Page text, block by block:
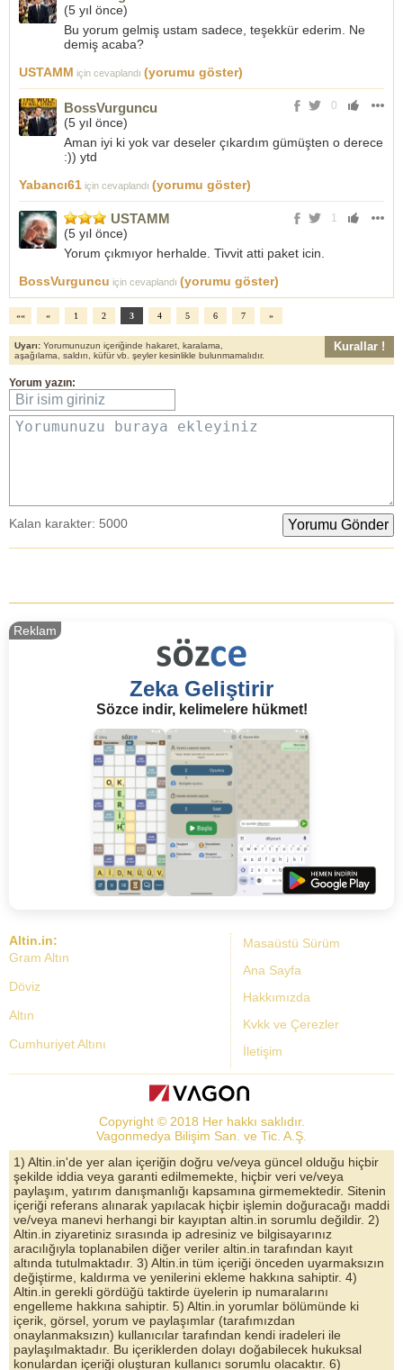
(5 yıl önce)
Bu yorum gelmiş ustam sadece, teşekkür ederim. Ne
demiş acaba?
USTAMM için cevaplandı (yorumu göster)
0
BossVurguncu
(5 yıl önce)
Aman iyi ki yok var deseler çıkardım gümüşten o derece
:)) ytd
Yabancı61 için cevaplandı (yorumu göster)
1
USTAMM
(5 yıl önce)
Yorum çıkmıyor herhalde. Tivvit atti paket icin.
BossVurguncu için cevaplandı (yorumu göster)
«« « 1 2 3 4 5 6 7 »
Uyarı: Yorumunuzun içeriğinde hakaret, karalama,
aşağılama, saldırı, küfür vb. şeyler kesinlikle bulunmamalıdır.
Kurallar !
Yorum yazın:
Bir isim giriniz
Yorumunuzu buraya ekleyiniz
Kalan karakter: 5000
Zeka Geliştirir
Sözce indir, kelimelere hükmet!
Reklam
Masaüstü Sürüm
Ana Sayfa
Hakkımızda
Kvkk ve Çerezler
İletişim
Altin.in:
Gram Altın
Döviz
Altın
Cumhuriyet Altını
Dolar Kuru
Altın Yorumları
Döviz Kurları
Çeyrek Altın
Bitcoin
Euro/Dolar Parite
Sterlin
Döviz Arşivi
Copyright © 2018 Her hakkı saklıdır.
Vagonmedya Bilişim San. ve Tic. A.Ş.
1) Altin.in'de yer alan içeriğin doğru ve/veya güncel olduğu hiçbir
şekilde iddia veya garanti edilmemekte, hiçbir veri ve/veya
paylaşım, yatırım danışmanlığı kapsamına girmemektedir. Sitenin
içeriği referans alınarak yapılacak hiçbir işlemin doğuracağı maddi
ve/veya manevi herhangi bir kayıptan altin.in sorumlu değildir. 2)
Altin.in ziyaretiniz sırasında ip adresiniz ve bilgisayarınız
aracılığıyla toplanabilen diğer veriler altin.in tarafından kayıt
altında tutulmaktadır. 3) Altin.in tüm içeriği önceden uyarmaksızın
değiştirme, kaldırma ve yenilerini ekleme hakkına sahiptir. 4)
Altin.in gerekli gördüğü taktirde üyelerin ip numaralarını
engelleme hakkına sahiptir. 5) Altin.in yorumlar bölümünde ki
içerik, görsel, yorum ve paylaşımlar (tarafımızdan
onaylanmaksızın) kullanıcılar tarafından kendi iradeleri ile
paylaşılmaktadır. Bu içeriklerden dolayı doğabilecek hukuksal
konulardan içeriği oluşturan kullanıcı sorumlu olacaktır. 6)